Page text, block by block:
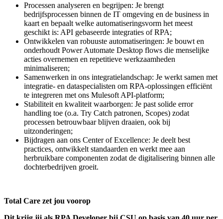
Processen analyseren en begrijpen: Je brengt
bedrijfsprocessen binnen de IT omgeving en de business in
kaart en bepaalt welke automatiseringsvorm het meest
geschikt is: API gebaseerde integraties of RPA;
Ontwikkelen van robuuste automatiseringen: Je bouwt en
onderhoudt Power Automate Desktop flows die menselijke
acties overnemen en repetitieve werkzaamheden
minimaliseren;
Samenwerken in ons integratielandschap: Je werkt samen met
integratie- en dataspecialisten om RPA-oplossingen efficiënt
te integreren met ons Mulesoft API-platform;
Stabiliteit en kwaliteit waarborgen: Je past solide error
handling toe (o.a. Try Catch patronen, Scopes) zodat
processen betrouwbaar blijven draaien, ook bij
uitzonderingen;
Bijdragen aan ons Center of Excellence: Je deelt best
practices, ontwikkelt standaarden en werkt mee aan
herbruikbare componenten zodat de digitalisering binnen alle
dochterbedrijven groeit.
Total Care zet jou voorop